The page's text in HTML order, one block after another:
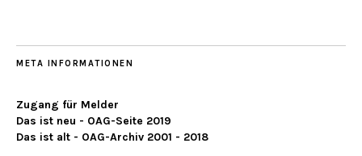
META INFORMATIONEN
Zugang für Melder
Das ist neu - OAG-Seite 2019
Das ist alt - OAG-Archiv 2001 - 2018